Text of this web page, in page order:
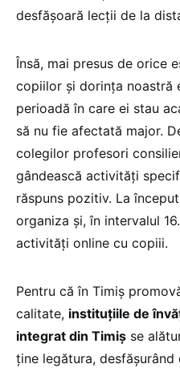
desfășoară lecții de la
Însă, mai presus de orice
copiilor și dorința noastră
perioadă în care ei stau
să nu fie afectată major.
colegilor profesori
gândească activități
răspuns pozitiv. La
organiza și, în intervalul
activități online cu copiii.
Pentru că în Timiș
calitate, instituțiile de
integrat din Timiș se
ține legătura,